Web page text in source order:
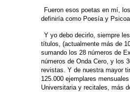
Fueron esos poetas en mí,
definiría como Poesía y
Y yo debo decirlo, siempre
títulos, (actualmente más de
sumando los 28 números de
números de Onda Cero, y los
revistas. Y de nuestra mayor
125.000 ejemplares
Universitaria y recitales, más